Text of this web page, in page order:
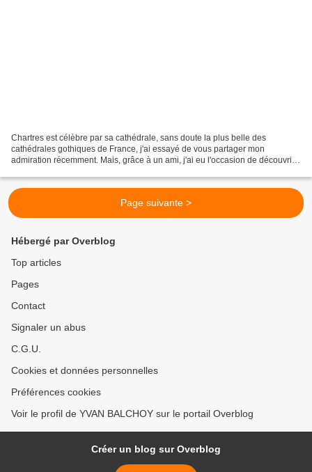
Chartres est célèbre par sa cathédrale, sans doute la plus belle des
cathédrales gothiques de France, j'ai essayé de vous partager mon
admiration récemment. Mais, grâce à un ami, j'ai eu l'occasion de découvrir
Page suivante >
Hébergé par Overblog
Top articles
Pages
Contact
Signaler un abus
C.G.U.
Cookies et données personnelles
Préférences cookies
Voir le profil de YVAN BALCHOY sur le portail Overblog
Créer un blog sur Overblog